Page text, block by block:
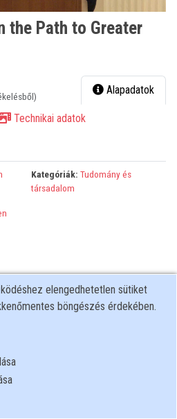
the Path to Greater
Alapadatok
Technikai adatok
Kategóriák: Tudomány és
társadalom
elengedhetetlen sütiket
böngészés érdekében.